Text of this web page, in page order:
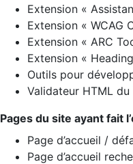
Extension «
Extension « WCAG
Extension « ARC
Extension «
Outils pour
Validateur HTML du
Pages du site ayant fait
Page d’accueil /
Page d’accueil